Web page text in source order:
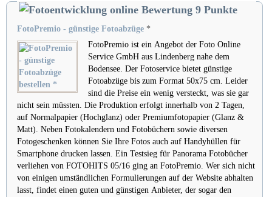
FotoPremio - günstige Fotoabzüge *
FotoPremio ist ein Angebot der Foto Online
Service GmbH aus Lindenberg nahe dem
Bodensee. Der Fotoservice bietet günstige
Fotoabzüge bis zum Format 50x75 cm. Leider
sind die Preise ein wenig versteckt, was sie gar
nicht sein müssten. Die Produktion erfolgt innerhalb von 2 Tagen,
auf Normalpapier (Hochglanz) oder Premiumfotopapier (Glanz &
Matt). Neben Fotokalendern und Fotobüchern sowie diversen
Fotogeschenken können Sie Ihre Fotos auch auf Handyhüllen für
Smartphone drucken lassen. Ein Testsieg für Panorama Fotobücher
verliehen von FOTOHITS 05/16 ging an FotoPremio. Wer sich nicht
von einigen umständlichen Formulierungen auf der Website abhalten
lasst, findet einen guten und günstigen Anbieter, der sogar den